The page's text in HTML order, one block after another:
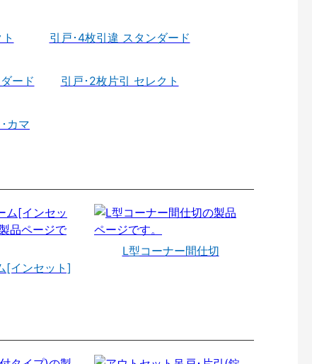
引戸･4枚引違 スタンダード
ード 引戸･2枚片引 セレクト
カマ
[インセット]
L型コーナー間仕切